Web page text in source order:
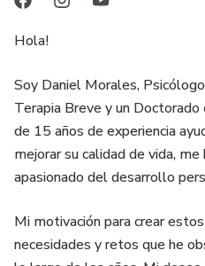
✨ 7 libros — uno por día —
relaciones de pareja
✨ Ejercicios prácticos para ti
✨ Frases que sanan,
ideas que transforman
✨ Lectura ligera y poderosa:
día
✅ Ideal para ti si…
Hola!
Soy Daniel Morales,
Terapia Breve y un
de 15 años de experiencia
mejorar su calidad de vida,
apasionado del desarrollo
Mi motivación para crear
necesidades y retos que he